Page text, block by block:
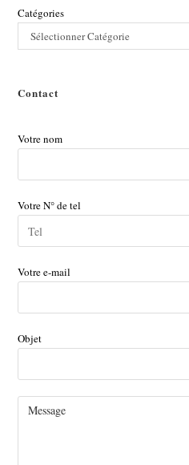
Catégories
Sélectionner Catégorie
Contact
Votre nom
Votre N° de tel
Votre e-mail
Objet